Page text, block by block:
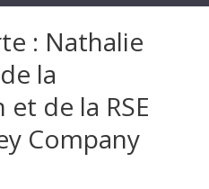
: Nathalie
la
de la RSE
Company